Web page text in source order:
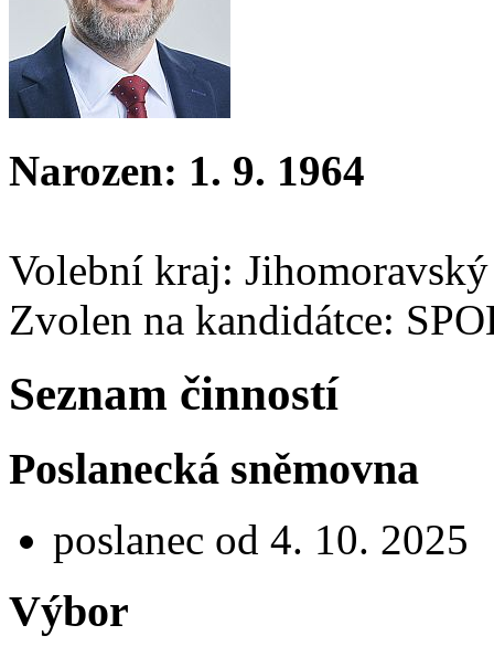
Narozen: 1. 9. 1964
Volební kraj: Jihomoravský
Zvolen na kandidátce:
Seznam činností
Poslanecká sněmovna
poslanec od 4. 10. 2025
Výbor